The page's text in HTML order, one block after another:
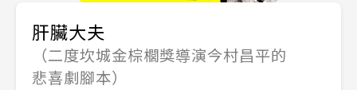
肝臟大夫
（二度坎城金棕櫚獎導演今村昌平的
悲喜劇腳本）